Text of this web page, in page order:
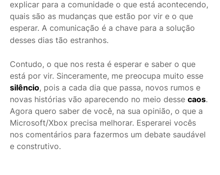
explicar para a comunidade o que está acontecendo,
quais são as mudanças que estão por vir e o que
esperar. A comunicação é a chave para a solução
desses dias tão estranhos.
Contudo, o que nos resta é esperar e saber o que
está por vir. Sinceramente, me preocupa muito esse
silêncio, pois a cada dia que passa, novos rumos e
novas histórias vão aparecendo no meio desse caos.
Agora quero saber de você, na sua opinião, o que a
Microsoft/Xbox precisa melhorar. Esperarei vocês
nos comentários para fazermos um debate saudável
e construtivo.